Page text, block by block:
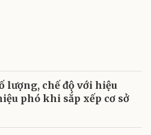
lượng, chế độ với hiệu
phó khi sắp xếp cơ sở